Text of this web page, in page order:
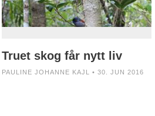
Truet skog får nytt liv
PAULINE JOHANNE KAJL • 30. JUN 2016